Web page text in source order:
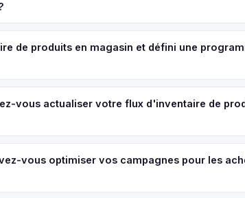
de produits en magasin et défini une
vous actualiser votre flux d'inventaire de
vous optimiser vos campagnes pour les